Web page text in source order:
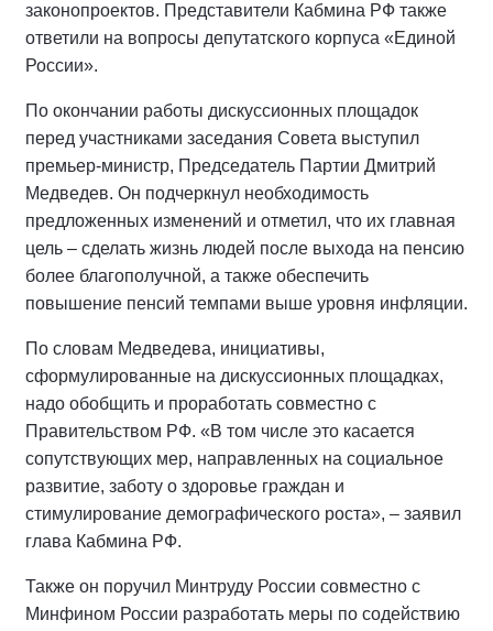
законопроектов. Представители Кабмина РФ также
ответили на вопросы депутатского корпуса «Единой
России».
По окончании работы дискуссионных площадок
перед участниками заседания Совета выступил
премьер-министр, Председатель Партии Дмитрий
Медведев. Он подчеркнул необходимость
предложенных изменений и отметил, что их главная
цель – сделать жизнь людей после выхода на пенсию
более благополучной, а также обеспечить
повышение пенсий темпами выше уровня инфляции.
По словам Медведева, инициативы,
сформулированные на дискуссионных площадках,
надо обобщить и проработать совместно с
Правительством РФ. «В том числе это касается
сопутствующих мер, направленных на социальное
развитие, заботу о здоровье граждан и
стимулирование демографического роста», – заявил
глава Кабмина РФ.
Также он поручил Минтруду России совместно с
Минфином России разработать меры по содействию